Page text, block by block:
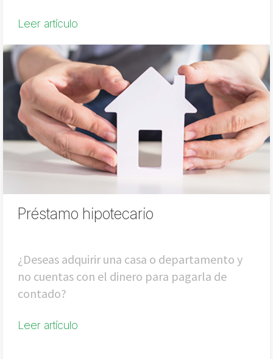
Leer artículo
Préstamo hipotecario
¿Deseas adquirir una casa o departamento y
no cuentas con el dinero para pagarla de
contado?
Leer artículo